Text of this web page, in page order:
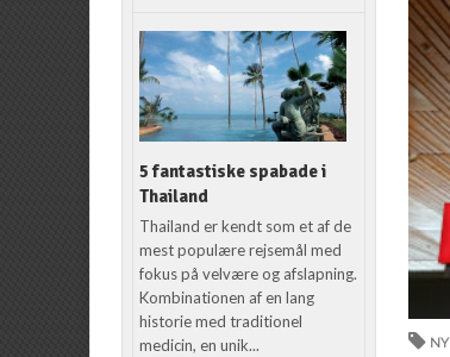
5 fantastiske spabade i
Thailand
Thailand er kendt som et af de
mest populære rejsemål med
fokus på velvære og afslapning.
Kombinationen af en lang
historie med traditionel
medicin, en unik...